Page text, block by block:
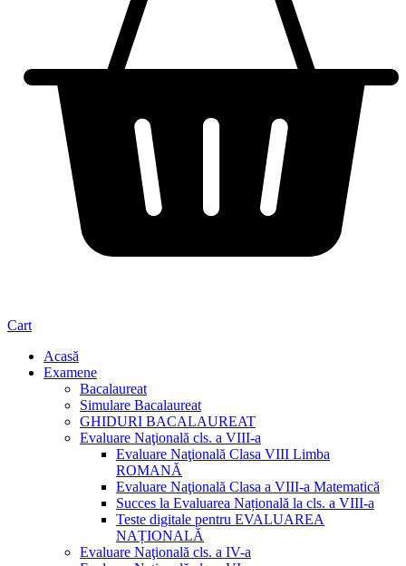
Cart
Acasă
Examene
Bacalaureat
Simulare Bacalaureat
GHIDURI BACALAUREAT
Evaluare Naţională cls. a VIII-a
Evaluare Naţională Clasa VIII Limba
ROMANĂ
Evaluare Naţională Clasa a VIII-a Matematică
Succes la Evaluarea Națională la cls. a VIII-a
Teste digitale pentru EVALUAREA
NAȚIONALĂ
Evaluare Naţională cls. a IV-a